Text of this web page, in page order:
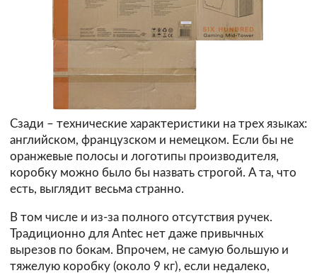
Сзади – технические характеристики на трех языках:
английском, французском и немецком. Если бы не
оранжевые полосы и логотипы производителя,
коробку можно было бы назвать строгой. А та, что
есть, выглядит весьма странно.
В том числе и из-за полного отсутствия ручек.
Традиционно для Antec нет даже привычных
вырезов по бокам. Впрочем, не самую большую и
тяжелую коробку (около 9 кг), если недалеко,